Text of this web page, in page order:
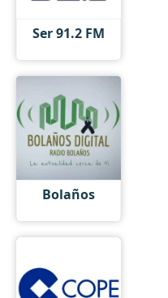
Ser 91.2 FM
Bolaños